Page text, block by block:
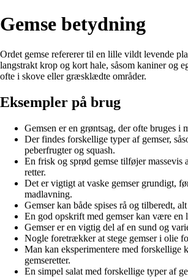
Gemse betydning
Ordet gemse refererer til en lille vildt levende
langstrakt krop og kort hale, såsom kaniner og
ofte i skove eller græsklædte områder.
Eksempler på brug
Gemsen er en grøntsag, der ofte bruges i
Der findes forskellige typer af gemser,
peberfrugter og squash.
En frisk og sprød gemse tilføjer massevis
retter.
Det er vigtigt at vaske gemser grundigt,
madlavning.
Gemser kan både spises rå og tilberedt,
En god opskrift med gemser kan være en
Gemser er en vigtig del af en sund og
Nogle foretrækker at stege gemser i olie
Man kan eksperimentere med forskellige
gemseretter.
En simpel salat med forskellige typer af